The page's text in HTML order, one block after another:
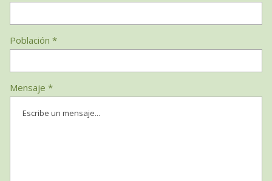
Población *
Mensaje *